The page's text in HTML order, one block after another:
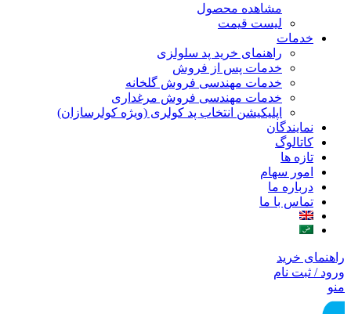
مشاهده محصول
لیست قیمت
خدمات
راهنمای خرید پد سلولزی
خدمات پس از فروش
خدمات مهندسی فروش گلخانه
خدمات مهندسی فروش مرغداری
اپلیکیشن انتخاب پد کولری (ویژه کولرسازان)
نمایندگان
کاتالوگ
تازه ها
امور سهام
درباره ما
تماس با ما
راهنمای خرید
ورود / ثبت نام
منو